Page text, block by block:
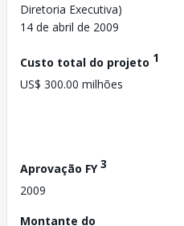
Diretoria Executiva)
14 de abril de 2009
Custo total do projeto 1
US$ 300.00 milhões
Aprovação FY3
2009
Montante do